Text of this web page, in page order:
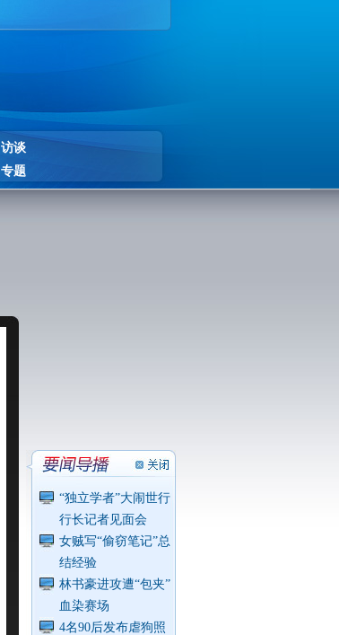
访谈
专题
“独立学者”大闹世行
行长记者见面会
女贼写“偷窃笔记”总
结经验
林书豪进攻遭“包夹”
血染赛场
4名90后发布虐狗照